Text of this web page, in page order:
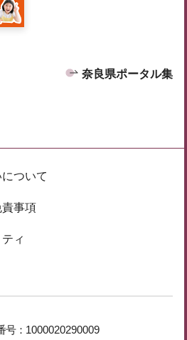
奈良県ポータル集
ついて
責事項
ィ
号： 1000020290009